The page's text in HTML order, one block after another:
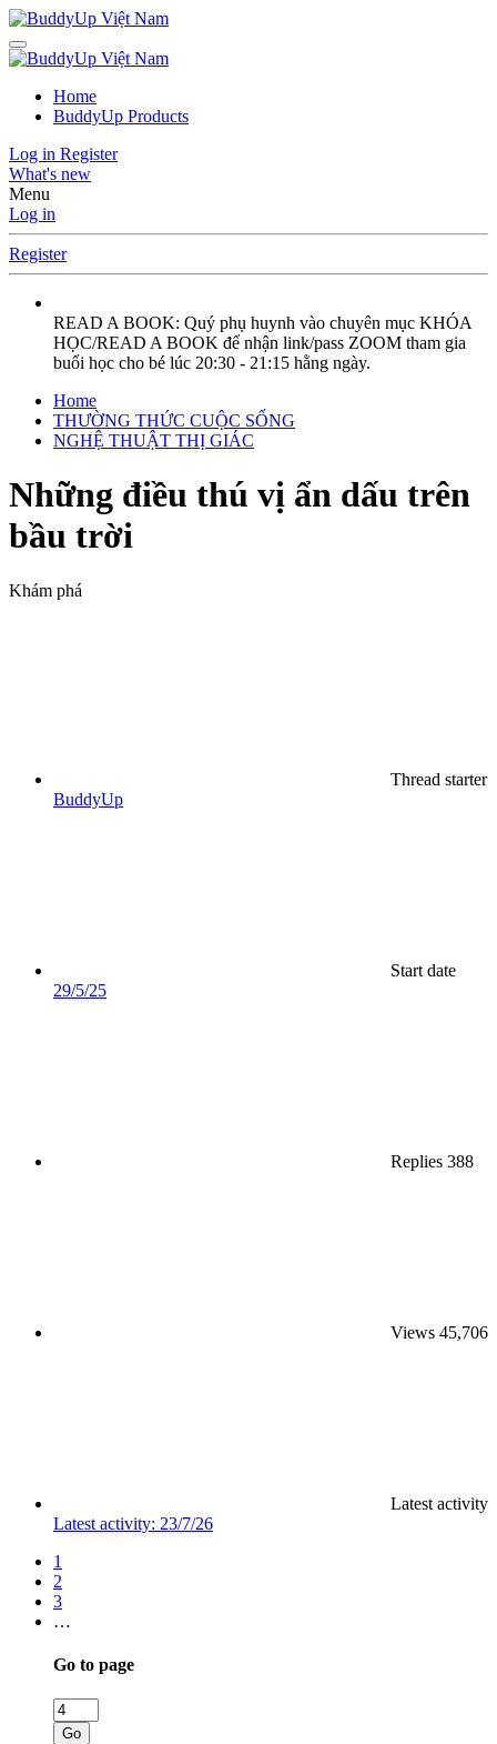
Home
BuddyUp Products
Log in Register
What's new
Menu
Log in
Register
READ A BOOK: Quý phụ huynh vào chuyên mục KHÓA
HỌC/READ A BOOK để nhận link/pass ZOOM tham gia
buổi học cho bé lúc 20:30 - 21:15 hằng ngày.
Home
THƯỜNG THỨC CUỘC SỐNG
NGHỆ THUẬT THỊ GIÁC
Những điều thú vị ẩn dấu trên
bầu trời
Khám phá
Thread starter
BuddyUp
Start date
29/5/25
Replies 388
Views 45,706
Latest activity
Latest activity: 23/7/26
1
2
3
…
Go to page
Go